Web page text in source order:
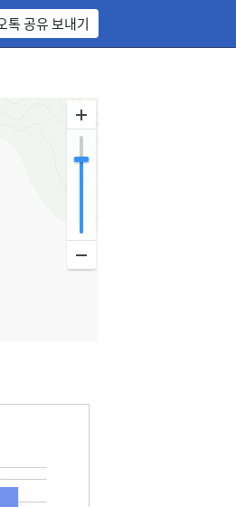
톡 공유 보내기